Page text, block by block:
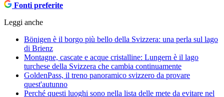
Fonti preferite
Leggi anche
Bönigen è il borgo più bello della Svizzera: una perla sul lago
di Brienz
Montagne, cascate e acque cristalline: Lungern è il lago
turchese della Svizzera che cambia continuamente
GoldenPass, il treno panoramico svizzero da provare
quest'autunno
Perché questi luoghi sono nella lista delle mete da evitare nel